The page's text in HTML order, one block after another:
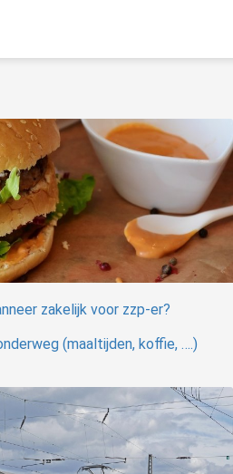
zakelijk voor zzp-er?
(maaltijden, koffie, ….)